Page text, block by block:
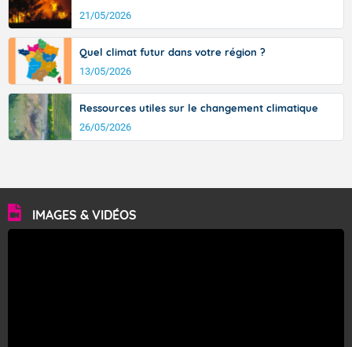
21/05/2026
Quel climat futur dans votre région ?
13/05/2026
Ressources utiles sur le changement climatique
26/05/2026
IMAGES & VIDÉOS